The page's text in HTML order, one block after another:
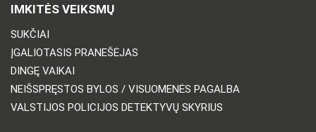
IMKITĖS VEIKSMŲ
SUKČIAI
ĮGALIOTASIS PRANEŠĖJAS
DINGĘ VAIKAI
NEIŠSPRĘSTOS BYLOS / VISUOMENĖS PAGALBA
VALSTIJOS POLICIJOS DETEKTYVŲ SKYRIUS